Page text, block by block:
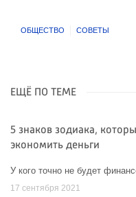
ОБЩЕСТВО СОВЕТЫ
ЕЩЁ ПО ТЕМЕ
5 знаков зодиака,
экономить деньги
У кого точно не будет
17 сентября 2021